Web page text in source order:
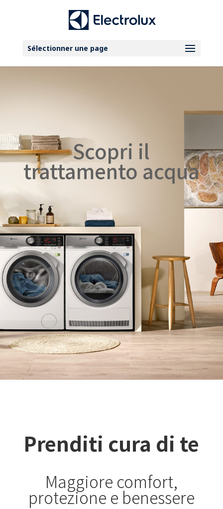
Sélectionner une page
Scopri il
trattamento acqua
Prenditi cura di te
Maggiore comfort,
protezione e benessere